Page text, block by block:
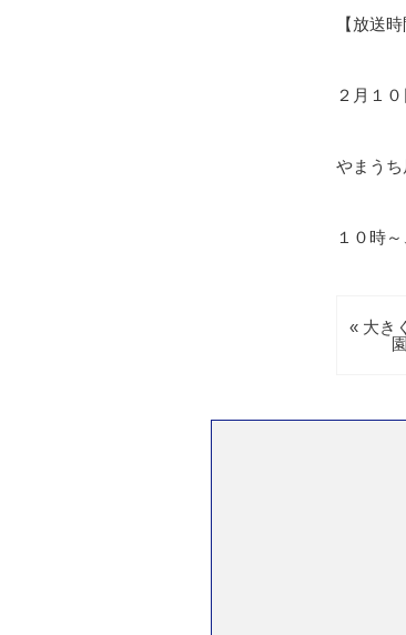
【放送時
２月１
やまうち
１０時
« 大き